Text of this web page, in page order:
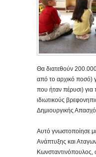
Θα διατεθούν
από το αρχικό ποσό)
που ήταν πέρυσι) για
ιδιωτικούς
Δημιουργικής
Αυτό γνωστοποίησε
Ανάπτυξης και
Κωνσταντινόπουλος,